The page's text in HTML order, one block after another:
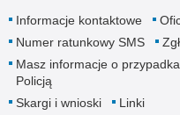
Informacje kontaktowe
Numer ratunkowy SMS
Masz informacje o
Policją
Skargi i wnioski
Linki